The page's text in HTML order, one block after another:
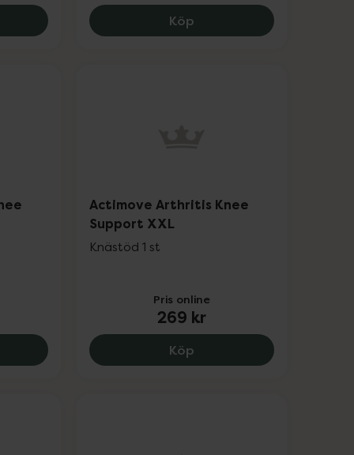
Knästrap Svart One Size, 163 kr.
KöpFuturo Mitella, 205 kr.
219 kr.
Arthritis Knee Support XL, 269 kr.
Actimove Arthritis Knee
Support XXL
Knästöd 1 st
Pris online
269 kr
KöpActimove Arthritis Knee